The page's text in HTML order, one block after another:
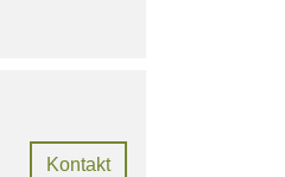
Kontakt